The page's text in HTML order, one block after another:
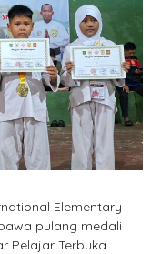
Elementary
pulang medali
Pelajar Terbuka